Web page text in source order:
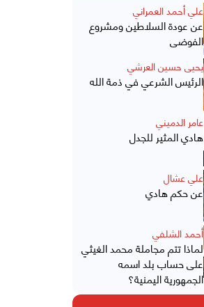
علي أحمد العمراني
عن عودة السلاطين ومشروع
الفوضى
يحيى حسين العرشي
الرئيس الشرعي في ذمة الله
عامر الدميني
هادي المثير للجدل
علي عشال
عن حكم هادي
أحمد الشلفي
لماذا تتم مجاملة محمد الغيثي
على حساب بلد اسمه
الجمهورية اليمنية؟